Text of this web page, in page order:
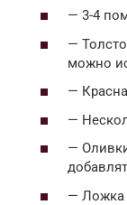
— 3-4
—
можно
—
—
—
— Ложка